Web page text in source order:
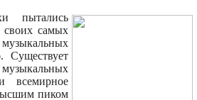
пытались
своих самых
Существует
музыкальных
всемирное
пиком